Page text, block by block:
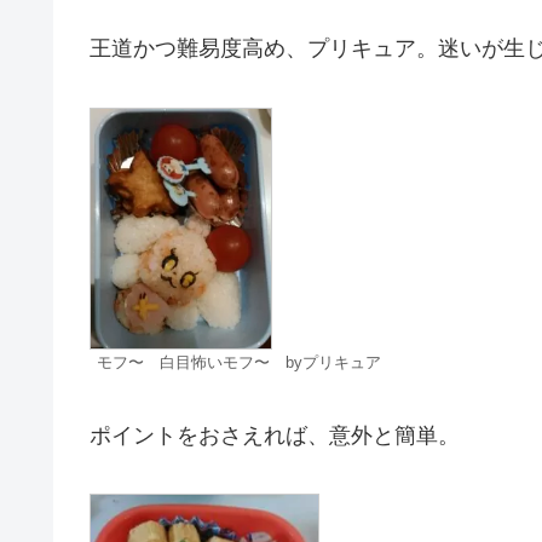
王道かつ難易度高め、プリキュア。迷いが生
モフ〜 白目怖いモフ〜 byプリキュア
ポイントをおさえれば、意外と簡単。